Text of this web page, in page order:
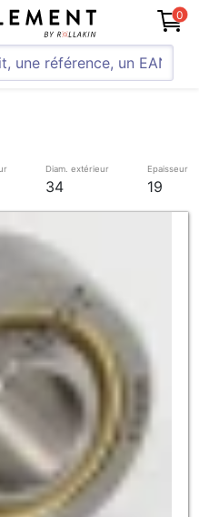
0
Diam. extérieur
34
Epaisseur
19